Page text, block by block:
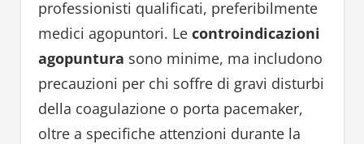
professionisti qualificati, preferibilmente
medici agopuntori. Le controindicazioni
agopuntura sono minime, ma includono
precauzioni per chi soffre di gravi disturbi
della coagulazione o porta pacemaker,
oltre a specifiche attenzioni durante la